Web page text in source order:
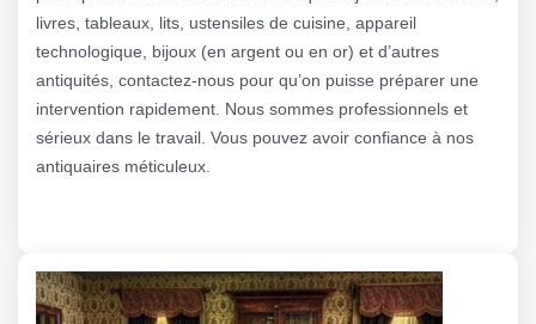
livres, tableaux, lits, ustensiles de cuisine, appareil
technologique, bijoux (en argent ou en or) et d’autres
antiquités, contactez-nous pour qu’on puisse préparer une
intervention rapidement. Nous sommes professionnels et
sérieux dans le travail. Vous pouvez avoir confiance à nos
antiquaires méticuleux.